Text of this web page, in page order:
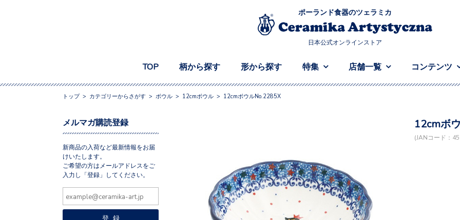
ポーランド食器のツェラミカ
日本公式オンラインストア
TOP 柄から探す 形から探す 特集 店舗一覧 コンテンツ
トップ> カテゴリーからさがす > ボウル > 12cmボウル > 12cmボウルNo.2285X
12cmボ
(JANコード：
メルマガ購読登録
新商品の入荷など最新情報をお届
けいたします。
ご希望の方はメールアドレスをご
入力し「登録」してください。